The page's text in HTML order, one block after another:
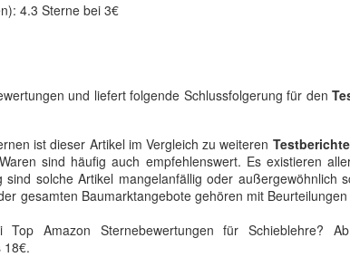
4.3 Sterne bei 3€
und liefert folgende Schlussfolgerung für den
ist dieser Artikel im Vergleich zu weiteren
sind häufig auch empfehlenswert. Es existieren
solche Artikel mangelanfällig oder außergewöhnlich
gesamten Baumarktangebote gehören mit
Amazon Sternebewertungen für Schieblehre?
18€.